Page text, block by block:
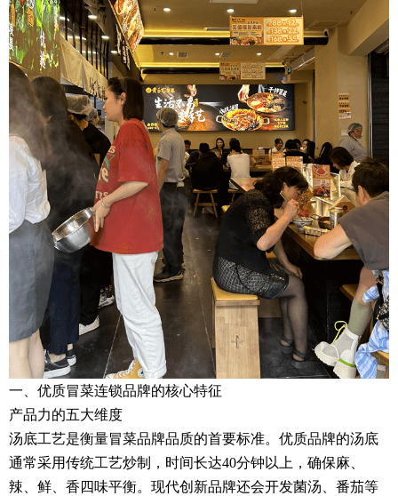
一、优质冒菜连锁品牌的核心特征
产品力的五大维度
汤底工艺是衡量冒菜品牌品质的首要标准。优质品牌的汤底
通常采用传统工艺炒制，时间长达40分钟以上，确保麻、
辣、鲜、香四味平衡。现代创新品牌还会开发菌汤、番茄等